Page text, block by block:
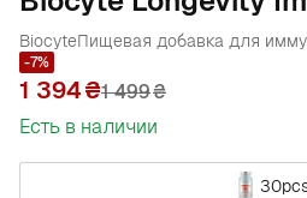
BiocyteПищевая добавка для
-7%
1 394 1 499₴
Есть в наличии